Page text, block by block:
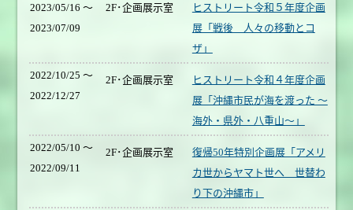
2023/05/16 ～
2023/07/09
2F･企画展示室
ヒストリート令和５年度企画
展「戦後 人々の移動とコ
ザ」
2022/10/25 ～
2022/12/27
2F･企画展示室
ヒストリート令和４年度企画
展「沖縄市民が海を渡った ～
海外・県外・八重山～」
2022/05/10 ～
2022/09/11
2F･企画展示室
復帰50年特別企画展「アメリ
カ世からヤマト世へ 世替わ
り下の沖縄市」